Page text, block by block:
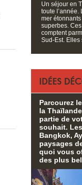
Un séjour en
toute l’année.
mer
superbes.
comptent
Sud-Est. Elles
IDÉES
Parcourez
la
partie de
souhait.
Bangkok,
paysages
quoi vous
des plus